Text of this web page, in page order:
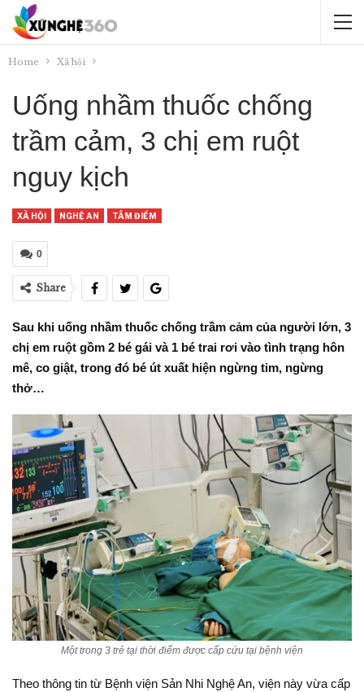
Home Xã hội
Uống nhầm thuốc chống
trầm cảm, 3 chị em ruột
nguy kịch
XÃ HỘI NGHỆ AN TÂM ĐIỂM
0
Share
Sau khi uống nhầm thuốc chống trầm cảm của người lớn, 3
chị em ruột gồm 2 bé gái và 1 bé trai rơi vào tình trạng hôn
mê, co giật, trong đó bé út xuất hiện ngừng tim, ngừng
thở…
Một trong 3 trẻ tại thời điểm được cấp cứu tại bệnh viện
Theo thông tin từ Bệnh viện Sản Nhi Nghệ An, viện này vừa cấp